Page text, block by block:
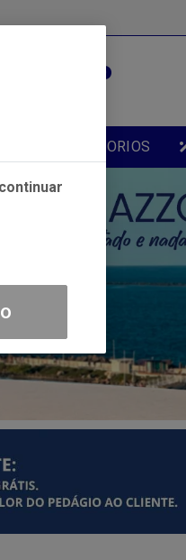
ACESSORIOS